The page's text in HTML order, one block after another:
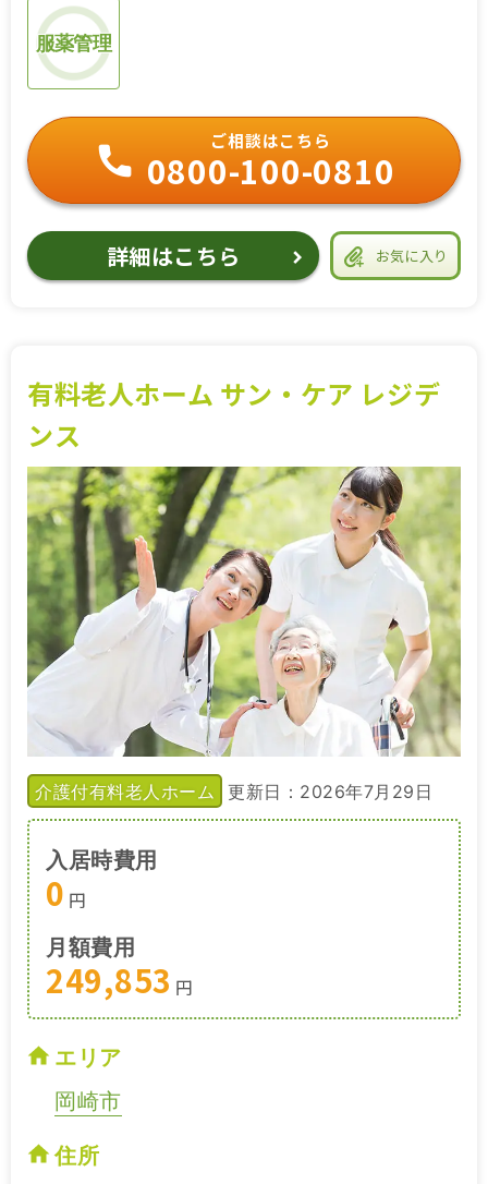
服薬管理
お気に入り
ご相談はこちら
0800-100-0810
詳細はこちら
有料老人ホーム サン・ケア レジデ
ンス
介護付有料老人ホーム 更新日：2026年7月29日
入居時費用
0 円
月額費用
249,853 円
エリア
岡崎市
住所